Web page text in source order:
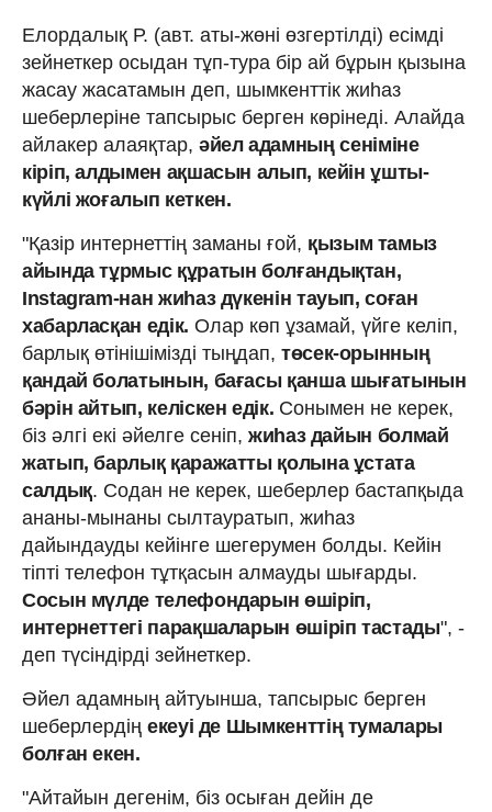
Елордалық Р. (авт. аты-жөні өзгертілді) есімді
зейнеткер осыдан тұп-тура бір ай бұрын қызына
жасау жасатамын деп, шымкенттік жиһаз
шеберлеріне тапсырыс берген көрінеді. Алайда
айлакер алаяқтар, әйел адамның сеніміне
кіріп, алдымен ақшасын алып, кейін ұшты-
күйлі жоғалып кеткен.
"Қазір интернеттің заманы ғой, қызым тамыз
айында тұрмыс құратын болғандықтан,
Instagram-нан жиһаз дүкенін тауып, соған
хабарласқан едік. Олар көп ұзамай, үйге келіп,
барлық өтінішімізді тыңдап, төсек-орынның
қандай болатынын, бағасы қанша шығатынын
бәрін айтып, келіскен едік. Сонымен не керек,
біз әлгі екі әйелге сеніп, жиһаз дайын болмай
жатып, барлық қаражатты қолына ұстата
салдық. Содан не керек, шеберлер бастапқыда
ананы-мынаны сылтауратып, жиһаз
дайындауды кейінге шегерумен болды. Кейін
тіпті телефон тұтқасын алмауды шығарды.
Сосын мүлде телефондарын өшіріп,
интернеттегі парақшаларын өшіріп тастады", -
деп түсіндірді зейнеткер.
Әйел адамның айтуынша, тапсырыс берген
шеберлердің екеуі де Шымкенттің тумалары
болған екен.
"Айтайын дегенім, біз осыған дейін де